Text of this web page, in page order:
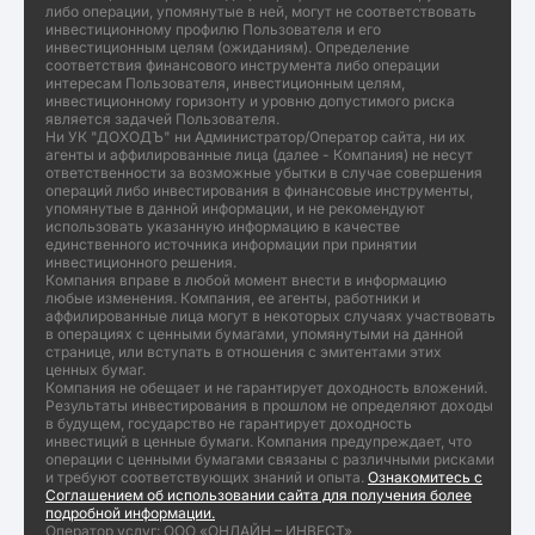
либо операции, упомянутые в ней, могут не соответствовать
инвестиционному профилю Пользователя и его
инвестиционным целям (ожиданиям). Определение
соответствия финансового инструмента либо операции
интересам Пользователя, инвестиционным целям,
инвестиционному горизонту и уровню допустимого риска
является задачей Пользователя.
Ни УК "ДОХОДЪ" ни Администратор/Оператор сайта, ни их
агенты и аффилированные лица (далее - Компания) не несут
ответственности за возможные убытки в случае совершения
операций либо инвестирования в финансовые инструменты,
упомянутые в данной информации, и не рекомендуют
использовать указанную информацию в качестве
единственного источника информации при принятии
инвестиционного решения.
Компания вправе в любой момент внести в информацию
любые изменения. Компания, ее агенты, работники и
аффилированные лица могут в некоторых случаях участвовать
в операциях с ценными бумагами, упомянутыми на данной
странице, или вступать в отношения с эмитентами этих
ценных бумаг.
Компания не обещает и не гарантирует доходность вложений.
Результаты инвестирования в прошлом не определяют доходы
в будущем, государство не гарантирует доходность
инвестиций в ценные бумаги. Компания предупреждает, что
операции с ценными бумагами связаны с различными рисками
и требуют соответствующих знаний и опыта. Ознакомитесь с
Соглашением об использовании сайта для получения более
подробной информации.
Оператор услуг: ООО «ОНЛАЙН – ИНВЕСТ»